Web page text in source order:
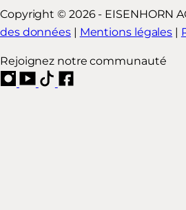
Copyright © 2026 - EISENHORN
des données| Mentions légales |
Rejoignez notre communauté